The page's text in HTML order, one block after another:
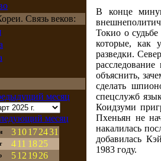
Связь веков:
3 10 17 2431
4 11 18 25
5 12 19 26
В конце
Токио о
которые, как
разведки.
объяснить,
сделать
спецслужб
Коидзуми
Пхеньян не
накалилась
добавилась
1983 году.